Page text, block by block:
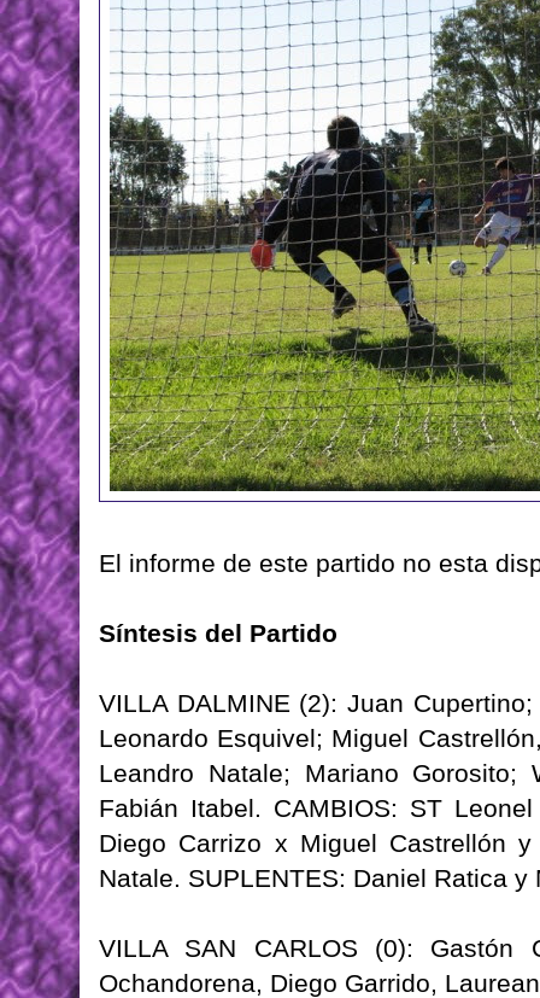
El informe de este partido no esta
Síntesis del Partido
VILLA DALMINE (2): Juan
Leonardo Esquivel; Miguel
Leandro Natale; Mariano
Fabián Itabel. CAMBIOS: ST
Diego Carrizo x Miguel Castrellón
Natale. SUPLENTES: Daniel Ratica y
VILLA SAN CARLOS (0): Gastón
Ochandorena, Diego Garrido,